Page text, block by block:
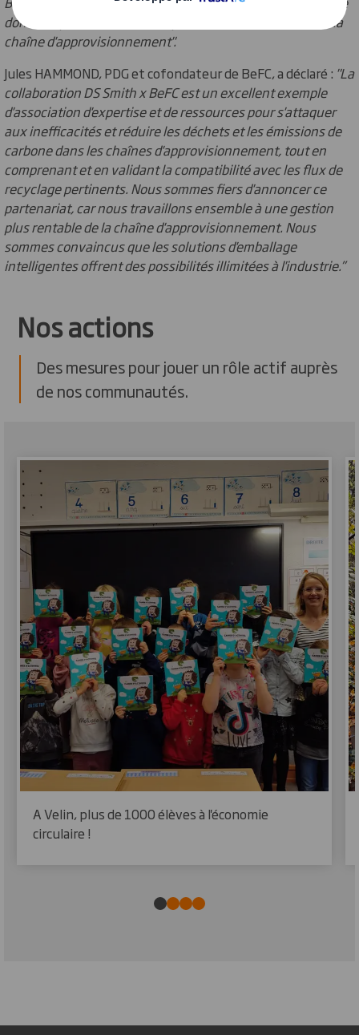
dont chaque industrie s'attaque au fléau des déchets de la
chaîned'approvisionnement".
Jules HAMMOND, PDG et cofondateur de BeFC, a déclaré : "La
collaboration DS Smith x BeFC est un excellent exemple
d'association d'expertise et de ressources pour s'attaquer
aux inefficacités et réduire les déchets et les émissions de
carbone dans les chaînes d'approvisionnement, tout en
comprenant et en validant la compatibilité avec les flux de
recyclage pertinents. Nous sommes fiers d'annoncer ce
partenariat, car nous travaillons ensemble à une gestion
plus rentable de la chaîne d'approvisionnement. Nous
sommes convaincus que les solutions d'emballage
intelligentes offrent des possibilités illimitées à l'industrie.”
Nos actions
Des mesures pour jouer un rôle actif auprès
de nos communautés.
A Velin, plus de 1000 élèves à l'économie
circulaire !